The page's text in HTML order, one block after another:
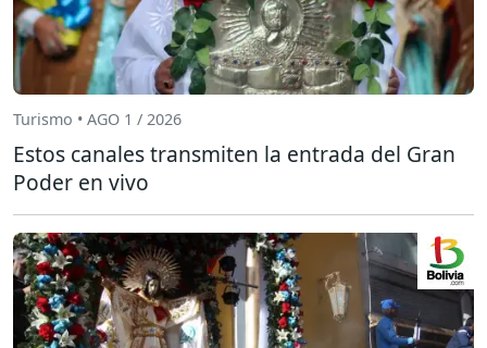
Turismo • AGO 1 / 2026
Estos canales transmiten la entrada del Gran
Poder en vivo